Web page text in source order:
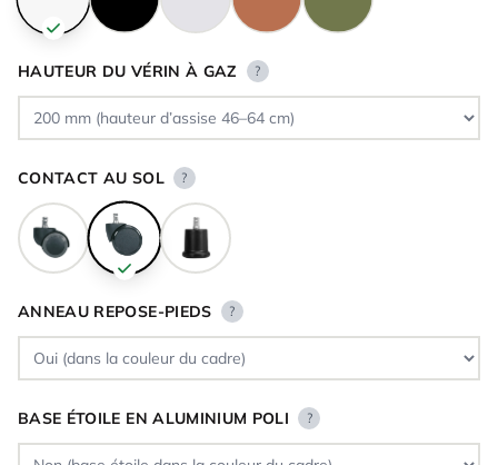
HAUTEUR DU VÉRIN À GAZ ?
CONTACT AU SOL ?
ANNEAU REPOSE-PIEDS ?
BASE ÉTOILE EN ALUMINIUM POLI ?